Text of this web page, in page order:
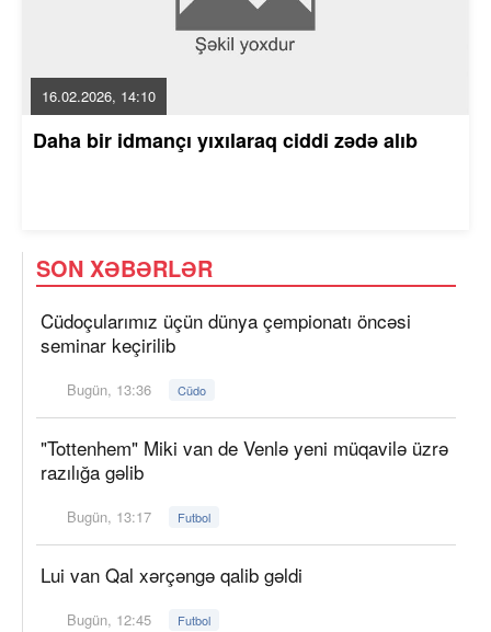
16.02.2026, 14:10
Daha bir idmançı yıxılaraq ciddi zədə alıb
SON XƏBƏRLƏR
Cüdoçularımız üçün dünya çempionatı öncəsi
seminar keçirilib
Bugün, 13:36 Cüdo
"Tottenhem" Miki van de Venlə yeni müqavilə üzrə
razılığa gəlib
Bugün, 13:17 Futbol
Lui van Qal xərçəngə qalib gəldi
Bugün, 12:45 Futbol